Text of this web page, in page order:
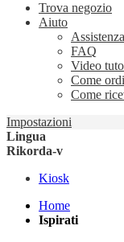
Trova negozio
Aiuto
FAQ
Video
Come
Come
Impostazioni
Lingua
Rikorda-v
Kiosk
Home
Ispirati